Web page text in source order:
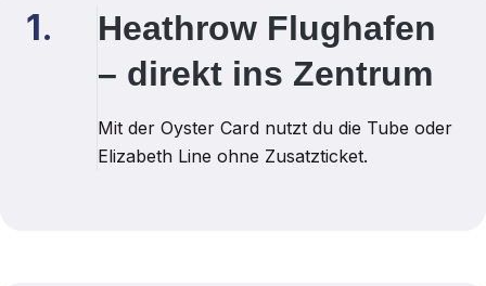
1.
Heathrow Flughafen
– direkt ins Zentrum
Mit der Oyster Card nutzt du die Tube oder
Elizabeth Line ohne Zusatzticket.